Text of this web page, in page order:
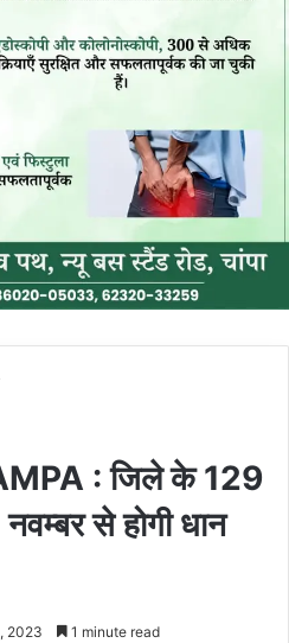
: जिले के 129
से होगी धान
2023 1 minute read